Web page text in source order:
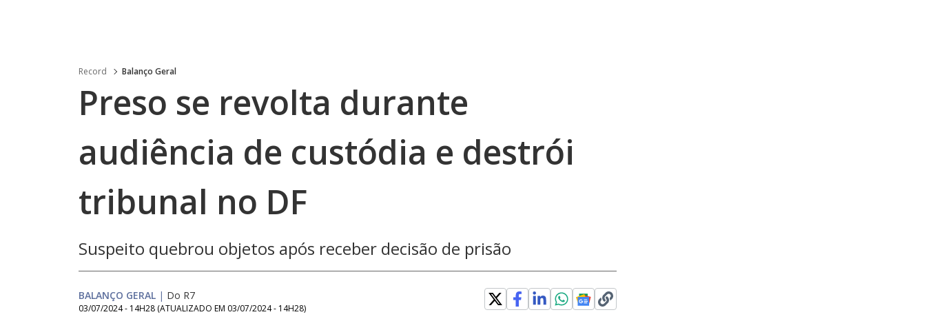
Record Balanço Geral
Preso se revolta durante
audiência de custódia e destrói
tribunal no DF
Suspeito quebrou objetos após receber decisão de prisão
BALANÇO GERAL | Do R7
03/07/2024 - 14H28 (ATUALIZADO EM 03/07/2024 - 14H28)